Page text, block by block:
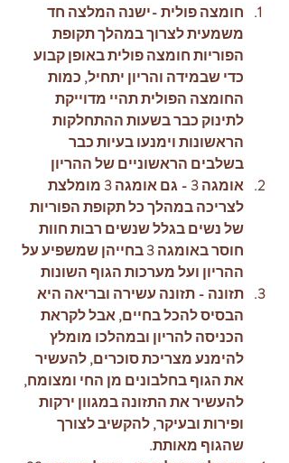
חומצה פולית -ישנה המלצה חד
משמעית לצרוך במהלך תקופת
הפוריות חומצה פולית באופן קבוע
כדי שבמידה והריון יתחיל, כמות
החומצה הפולית תהיי מדוייקת
לתינוק כבר בשעות ההתחלקות
הראשונות וימנעו בעיות כבר
בשלבים הראשוניים של ההריון
אומגה 3 - גם אומגה 3 מומלצת
לצריכה במהלך כל תקופת הפוריות
של נשים בגלל שנשים רבות חוות
חוסר באומגה 3 בחייהן שמשפיע על
ההריון ועל מערכות הגוף השונות
תזונה - תזונה עשירה ובריאה היא
הבסיס להכל בחיים, אבל לקראת
הכניסה להריון ובמהלכו מומלץ
להימנע מצריכת סוכרים, להעשיר
את הגוף בחלבונים מן החי ומצומח,
להעשיר את התזונה במגוון ירקות
ופירות ובעיקר, להקשיב לצורך
שהגוף מאותת.